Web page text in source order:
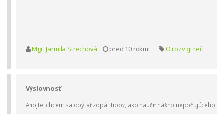
Mgr. Jarmila Strechová pred 10 rokmi O rozvoji reči
Výslovnosť
Ahojte, chcem sa opýtať zopár tipov, ako naučiť nášho